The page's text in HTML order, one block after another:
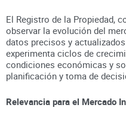
El Registro de la Propiedad,
observar la evolución del
datos precisos y
experimenta ciclos de
condiciones económicas y
planificación y toma de
Relevancia para el Mercado